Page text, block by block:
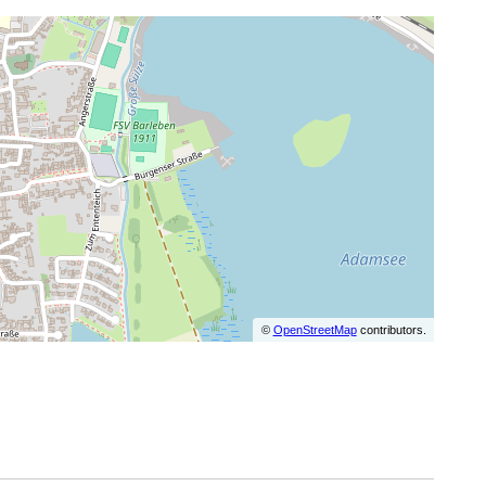
© OpenStreetMapcontributors.